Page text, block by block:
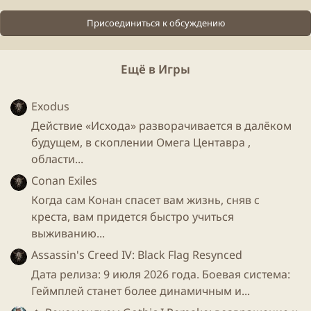
на «Свалке» научила его не только в совершенстве
владеть холодным и стрелковым оружием, но и
быстро принимать решения, воспитала волю и
закалила характер. Он еще не знает, что всего лишь
духовные ценности продаются, а человеческая
жизнь не стоит ломаного гроша...
…Но жизнь непредсказуемая штука. Даже пешка
может сыграть решающую роль в этой партии...
Елена
«Мы называли себя хозяевами этого мира, мы
переделывали его под себя, но когда начали
понимать, что творим... было уже слишком
поздно...»
У Зиновского был еще один человек посвящен
Присоединиться к обсуждению
Ещё в Игры
Exodus
Действие «Исхода» разворачивается в далёком
будущем, в скоплении Омега Центавра ,
области...
Conan Exiles
Когда сам Конан спасет вам жизнь, сняв с
креста, вам придется быстро учиться
выживанию...
Assassin's Creed IV: Black Flag Resynced
Дата релиза: 9 июля 2026 года. Боевая система:
Геймплей станет более динамичным и...